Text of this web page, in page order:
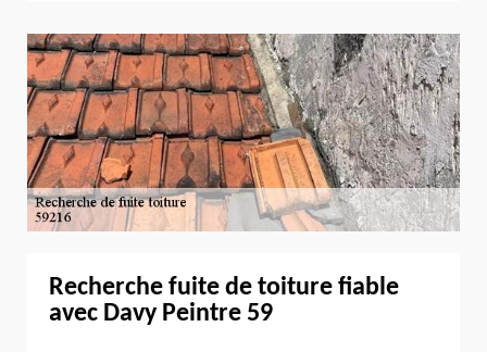
Recherche fuite de toiture fiable
avec Davy Peintre 59